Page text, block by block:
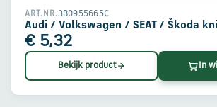
ART.NR.3B0955665C
Audi / Volkswagen / SEAT / Škoda
€ 5,32
Bekijk product In